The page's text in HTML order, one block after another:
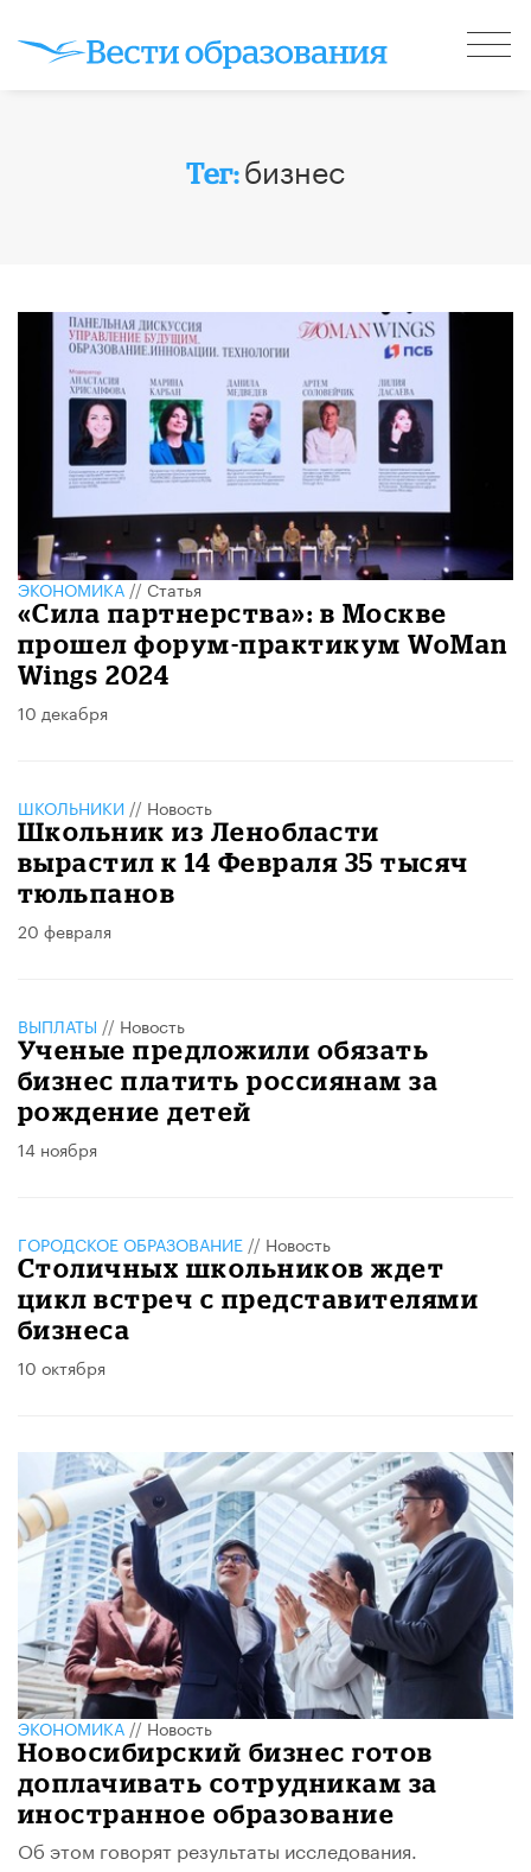
Тег:бизнес
ЭКОНОМИКА//Статья
«Сила партнерства»: в Москве
прошел форум-практикум WoMan
Wings 2024
10 декабря
ШКОЛЬНИКИ // Новость
Школьник из Ленобласти
вырастил к 14 Февраля 35 тысяч
тюльпанов
20 февраля
ВЫПЛАТЫ // Новость
Ученые предложили обязать
бизнес платить россиянам за
рождение детей
14 ноября
ГОРОДСКОЕ ОБРАЗОВАНИЕ // Новость
Столичных школьников ждет
цикл встреч с представителями
бизнеса
10 октября
ЭКОНОМИКА//Новость
Новосибирский бизнес готов
доплачивать сотрудникам за
иностранное образование
Об этом говорят результаты исследования.